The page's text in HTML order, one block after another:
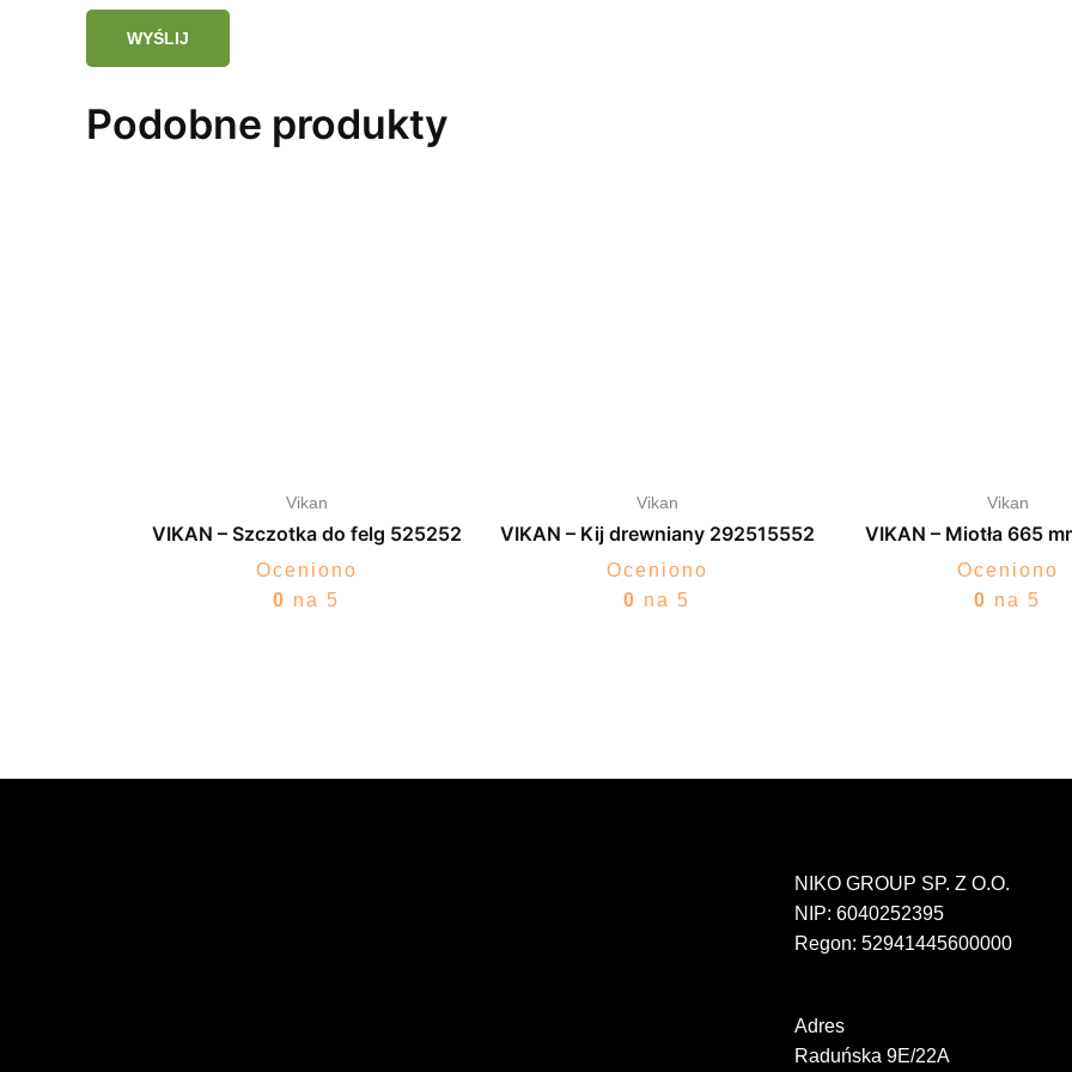
Podobne produkty
Vikan
VIKAN – Szczotka do felg 525252
Oceniono
0 na 5
Vikan
VIKAN – Kij drewniany 292515552
Oceniono
0 na 5
Vikan
VIKAN – Miotła 665
Oceniono
0 na 5
NIKO GROUP SP. Z O.O.
NIP: 6040252395
Regon: 52941445600000
Adres
Raduńska 9E/22A